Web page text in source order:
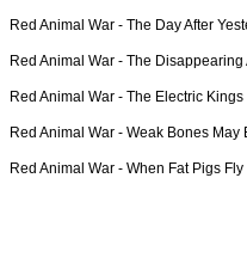
Red Animal War - The Day After
Red Animal War - The Disappearing
Red Animal War - The Electric Kings
Red Animal War - Weak Bones May
Red Animal War - When Fat Pigs Fly